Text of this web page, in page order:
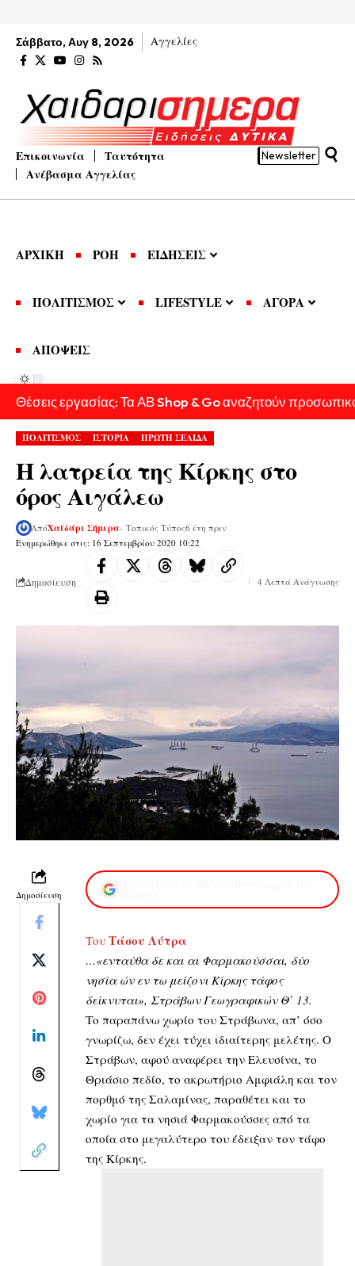
Σάββατο, Αυγ 8, 2026 Αγγελίες
Επικοινωνία
Ταυτότητα
Ανέβασμα Αγγελίας
Newsletter
ΑΡΧΙΚΗ ΡΟΗ ΕΙΔΗΣΕΙΣ
ΠΟΛΙΤΙΣΜΟΣ LIFESTYLE ΑΓΟΡΑ
ΑΠΟΨΕΙΣ
Θέσεις εργασίας: Τα ΑΒ Shop & Go αναζητούν
ΠΟΛΙΤΙΣΜΟΣ ΙΣΤΟΡΙΑ ΠΡΩΤΗ ΣΕΛΙΔΑ
Η λατρεία της Κίρκης στο
όρος Αιγάλεω
Ενημερώθηκε στις: 16 Σεπτεμβρίου 2020 10:22
ΑπόΧαϊδάρι Σήμερα- Τοπικός Τύπος6 έτη πριν
Δημοσίευση 4 Λεπτά Ανάγνωσης
Δημοσίευση
Του Τάσου Λύτρα
…«ενταύθα δε και αι Φαρμακούσσαι, δύο
νησία ών εν τω μείζονι Κίρκης τάφος
δείκνυται», Στράβων Γεωγραφικών Θ΄ 13.
Το παραπάνω χωρίο του Στράβωνα, απ’ όσο
γνωρίζω, δεν έχει τύχει ιδιαίτερης μελέτης. Ο
Στράβων, αφού αναφέρει την Ελευσίνα, το
Θριάσιο πεδίο, το ακρωτήριο Αμφιάλη και τον
πορθμό της Σαλαμίνας, παραθέτει και το
χωρίο για τα νησιά Φαρμακούσσες από τα
οποία στο μεγαλύτερο του έδειξαν τον τάφο
της Κίρκης.